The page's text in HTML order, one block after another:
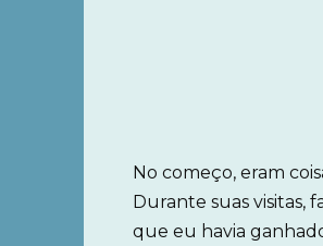
No começo, eram
Durante suas visitas,
que eu havia